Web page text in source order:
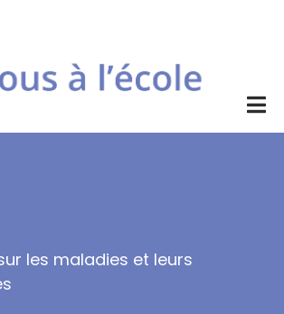
les maladies et leurs